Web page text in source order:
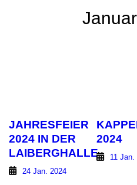
JAHRESFEIER
2024 IN DER
LAIBERGHALLE
24 Jan. 2024
2024
11 Jan.